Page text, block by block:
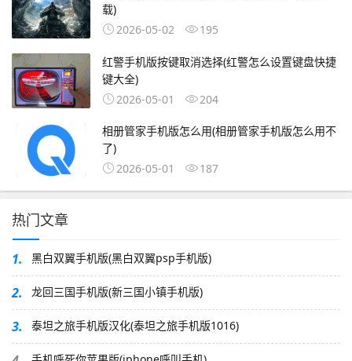
载)
2026-05-02
195
红警手机版按键取消选择(红警怎么设置键盘快捷
键大全)
2026-05-01
204
相册管家手机版怎么用(相册管家手机版怎么用不
了)
2026-05-01
187
热门文章
1. 黑白双翼手机版(黑白双翼psp手机版)
2. 龙回三国手机版(新三国小镇手机版)
3. 泰坦之旅手机版汉化(泰坦之旅手机版1016)